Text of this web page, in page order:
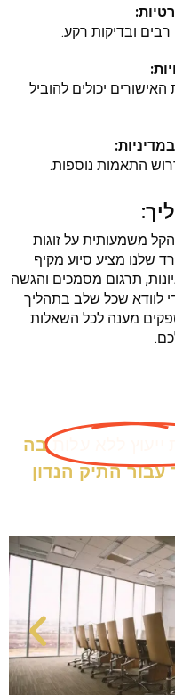
ובדיקות רקע.
יכולים להוביל
התאמות נוספות.
משמעותית על זוגות
שלנו מציע סיוע מקיף
תרגום מסמכים והגשה
לוודא שכל שלב בתהליך
מענה לכל השאלות
ללא עלות
בה
התיק הנדון